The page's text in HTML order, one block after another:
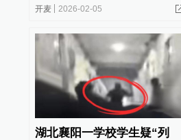
开麦 2026-02-05
湖北襄阳一学校学生疑“列